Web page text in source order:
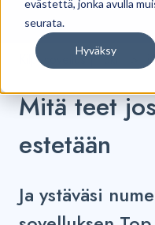
evästettä, jonka avulla
seurata.
Hyväksy
Kilpi-sovellus | Tuki
Mitä teet
estetään
Ja ystäväsi